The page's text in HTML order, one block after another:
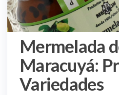
Mermelada
Maracuyá:
Variedades